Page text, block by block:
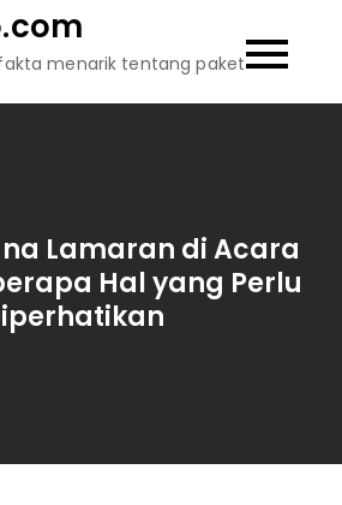
menarik tentang paket
Lamaran di Acara
Hal yang Perlu